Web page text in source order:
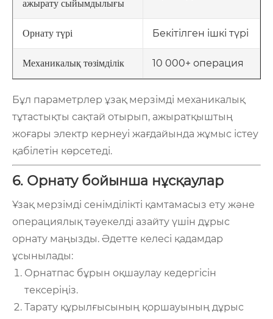
ажырату сыйымдылығы
Орнату түрі Бекітілген ішкі түрі
Механикалық төзімділік 10 000+ операция
Бұл параметрлер ұзақ мерзімді механикалық
тұтастықты сақтай отырып, ажыратқыштың
жоғары электр кернеуі жағдайында жұмыс істеу
қабілетін көрсетеді.
6. Орнату бойынша нұсқаулар
Ұзақ мерзімді сенімділікті қамтамасыз ету және
операциялық тәуекелді азайту үшін дұрыс
орнату маңызды. Әдетте келесі қадамдар
ұсынылады:
Орнатпас бұрын оқшаулау кедергісін
тексеріңіз.
Тарату құрылғысының қоршауының дұрыс